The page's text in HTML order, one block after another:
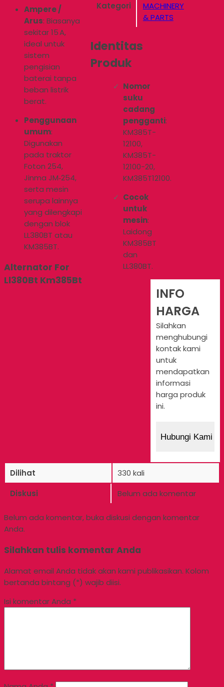
Kategori
MACHINERY
& PARTS
Identitas
Produk
Nomor
suku
cadang
pengganti:
KM385T-
12100,
KM385T-
12100-20,
KM385T12100.
Cocok
untuk
mesin:
Laidong
KM385BT
dan
LL380BT.
INFO
HARGA
Silahkan
menghubungi
kontak kami
untuk
mendapatkan
informasi
harga produk
ini.
Hubungi Kami
Ampere /
Arus: Biasanya
sekitar 15 A,
ideal untuk
sistem
pengisian
baterai tanpa
beban listrik
berat.
Penggunaan
umum:
Digunakan
pada traktor
Foton 254,
Jinma JM‑254,
serta mesin
serupa lainnya
yang dilengkapi
dengan blok
LL380BT atau
KM385BT.
Alternator For
Ll380Bt Km385Bt
Dilihat
330 kali
Diskusi
Belum ada komentar
Belum ada komentar, buka diskusi dengan komentar
Anda.
Silahkan tulis komentar Anda
Alamat email Anda tidak akan kami publikasikan. Kolom
bertanda bintang (*) wajib diisi.
Isi komentar Anda *